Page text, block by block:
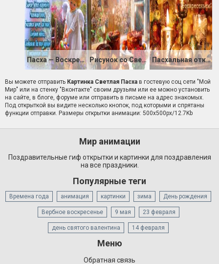
Пасха — Воскресение Xристово Рисунок со Светлой Пасхой Пасхальная открытка в Светлое Христово Воскресение
Вы можете отправить Картинка Светлая Пасха в гостевую соц сети "Мой
Мир" или на стенку "Вконтакте" своим друзьям или ее можно установить
на сайте, в блоге, форуме или отправить в письме на адрес знакомых.
Под открыткой вы видите несколько кнопок, под которыми и спрятаны
функции отправки. Размеры открытки анимации: 500x500px/12.7Kb
Мир анимации
Поздравительные гиф открытки и картинки для поздравления
на все праздники.
Популярные теги
Времена года анимация картинки зима День рождения
Вербное воскресенье 9 мая 23 февраля
день святого валентина 14 февраля
Меню
Обратная связь